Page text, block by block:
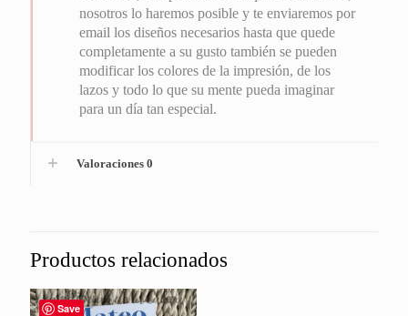
nosotros lo haremos posible y te enviaremos por
email los diseños necesarios hasta que quede
completamente a su gusto también se pueden
modificar los colores de la impresión, de los
lazos y todo lo que su mente pueda imaginar
para un día tan especial.
Valoraciones 0
Productos relacionados
Save